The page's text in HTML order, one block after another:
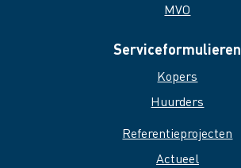
MVO
Serviceformulieren
Kopers
Huurders
Referentieprojecten
Actueel